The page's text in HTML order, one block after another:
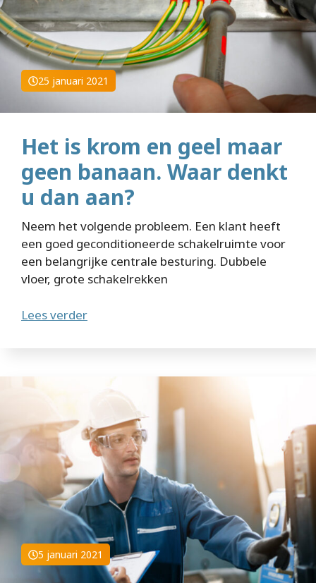
25 januari 2021
Het is krom en geel maar
geen banaan. Waar denkt
u dan aan?
Neem het volgende probleem. Een klant heeft
een goed geconditioneerde schakelruimte voor
een belangrijke centrale besturing. Dubbele
vloer, grote schakelrekken
Lees verder
5 januari 2021